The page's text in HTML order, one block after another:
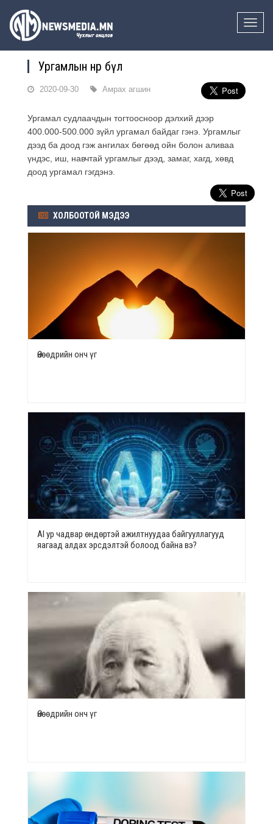
Toggle
Ургамлын өнөр бүл
2020-09-30 Амрах агшин
Ургамал судлаачдын тогтоосноор дэлхий дээр
400.000-500.000 зүйл ургамал байдаг гэнэ. Ургамлыг
дээд ба доод гэж ангилах бөгөөд ойн болон аливаа
үндэс, иш, навчтай ургамлыг дээд, замаг, хагд, хөвд
доод ургамал гэгдэнэ.
ХОЛБООТОЙ МЭДЭЭ
Өнөөдрийн онч үг
AI ур чадвар өндөртэй ажилтнуудаа байгууллагууд
яагаад алдах эрсдэлтэй болоод байна вэ?
Өнөөдрийн онч үг